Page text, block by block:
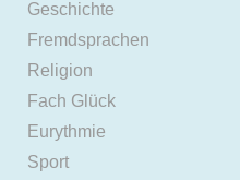
Geschichte
Fremdsprachen
Religion
Fach Glück
Eurythmie
Sport